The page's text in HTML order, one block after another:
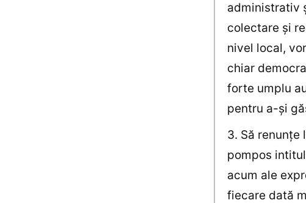
administrativ
colectare şi
nivel local,
chiar
forte umplu
pentru a-şi
3. Să renunţe
pompos
acum ale
fiecare dată